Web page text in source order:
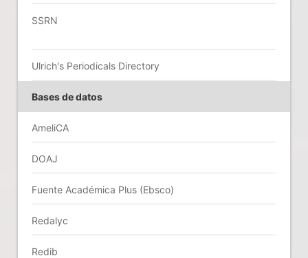
SSRN
Ulrich's Periodicals Directory
Bases de datos
AmeliCA
DOAJ
Fuente Académica Plus (Ebsco)
Redalyc
Redib